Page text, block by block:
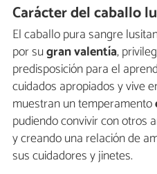
Carácter del caballo
El caballo pura sangre
por sugran valentía,
predisposición para el
cuidados apropiados y vive
muestran un temperamento
pudiendo convivir con otros
y creando una relación de
sus cuidadores y jinetes.